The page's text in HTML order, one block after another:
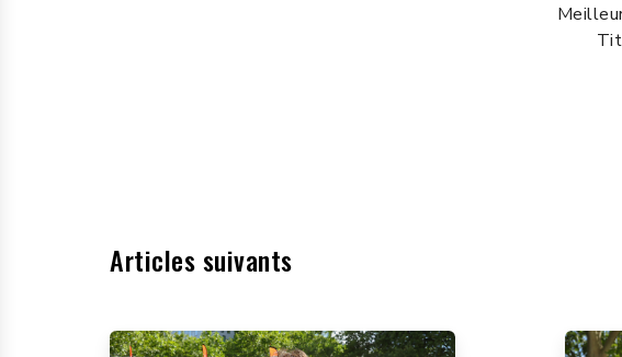
Articles suivants